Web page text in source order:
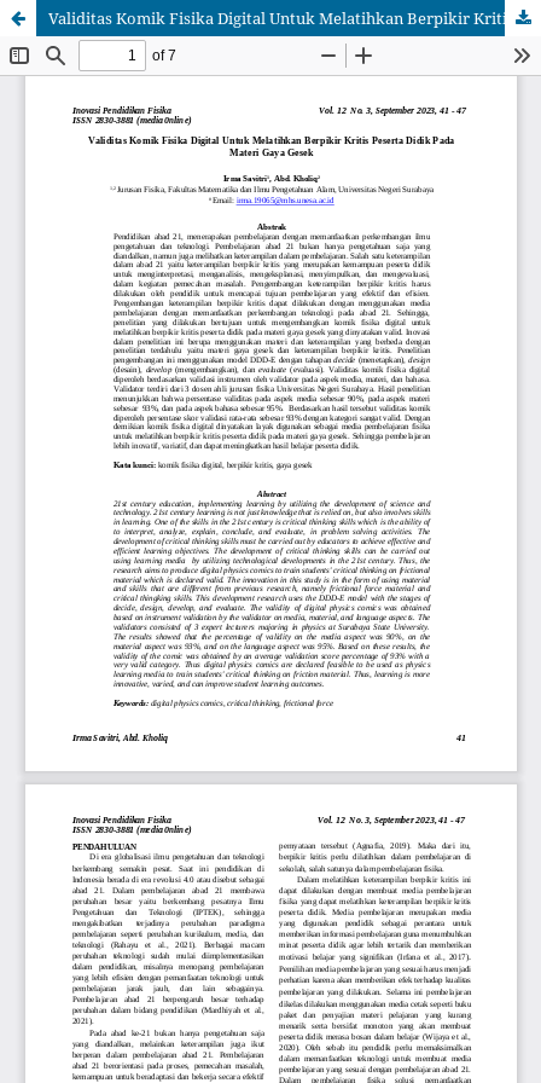
Validitas Komik Fisika Digital Untuk Melatihkan Berpikir Kritis Peserta Didik Pada Materi Gaya Gesek